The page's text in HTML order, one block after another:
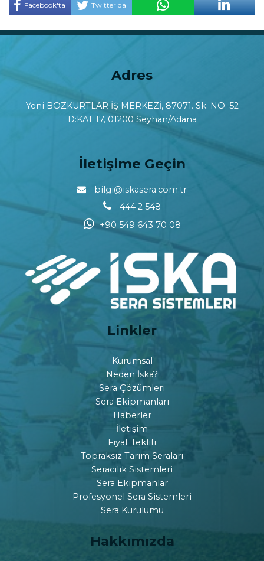
Facebook'ta
Twitter'da
Adres
Yeni BOZKURTLAR İŞ MERKEZİ, 87071. Sk. NO: 52
D:KAT 17, 01200 Seyhan/Adana
İletişime Geçin
bilgi@iskasera.com.tr
444 2 548
+90 549 643 70 08
Linkler
Kurumsal
Neden İska?
Sera Çözümleri
Sera Ekipmanları
Haberler
İletişim
Fiyat Teklifi
Topraksız Tarım Seraları
Seracılık Sistemleri
Sera Ekipmanlar
Profesyonel Sera Sistemleri
Sera Kurulumu
Hakkımızda